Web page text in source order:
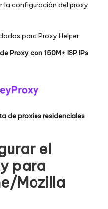
la configuración del proxy
para Proxy Helper:
Proxy con 150M+ ISP IPs
de proxies residenciales
el
para
Mozilla